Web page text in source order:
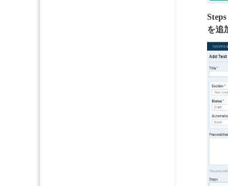
Steps
を追